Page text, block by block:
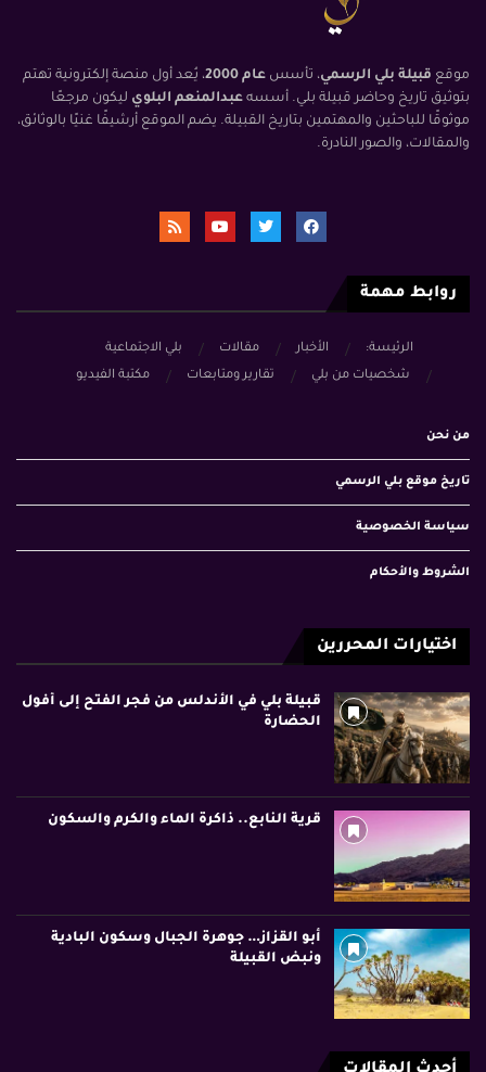
موقع قبيلة بلي الرسمي، تأسس عام 2000
، يُعد أول منصة إلكترونية تهتم
بتوثيق تاريخ وحاضر قبيلة بلي. أسسه عبدالمنعم البلوي ليكون مرجعًا
موثوقًا للباحثين والمهتمين بتاريخ القبيلة. يضم الموقع أرشيفًا غنيًا بالوثائق،
والمقالات، والصور النادرة.
روابط مهمة
الرئيسة: الأخبار مقالات
بلي الاجتماعية
شخصيات من بلي
تقارير ومتابعات مكتبة الفيديو
من نحن
تاريخ موقع بلي الرسمي
سياسة الخصوصية
الشروط والأحكام
اختيارات المحررين
قبيلة بلي في الأندلس من فجر الفتح إلى أفول
الحضارة
قرية النابع.. ذاكرة الماء والكرم والسكون
أبو القزاز… جوهرة الجبال وسكون البادية
ونبض القبيلة